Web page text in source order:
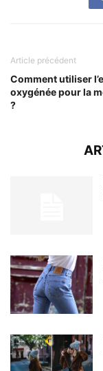
Article précédent
Comment utiliser
oxygénée pour la
?